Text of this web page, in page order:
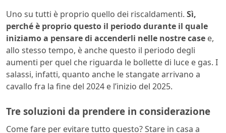
Uno su tutti è proprio quello dei riscaldamenti. Sì,
perché è proprio questo il periodo durante il quale
iniziamo a pensare di accenderli nelle nostre case e,
allo stesso tempo, è anche questo il periodo degli
aumenti per quel che riguarda le bollette di luce e gas. I
salassi, infatti, quanto anche le stangate arrivano a
cavallo fra la fine del 2024 e l’inizio del 2025.
Tre soluzioni da prendere in considerazione
Come fare per evitare tutto questo? Stare in casa a